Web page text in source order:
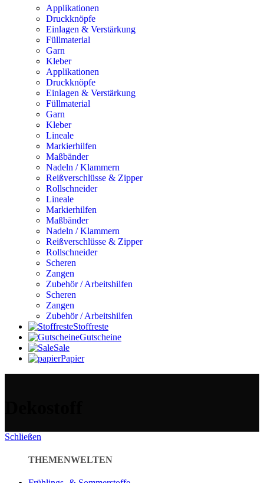
Applikationen
Druckknöpfe
Einlagen & Verstärkung
Füllmaterial
Garn
Kleber
Applikationen
Druckknöpfe
Einlagen & Verstärkung
Füllmaterial
Garn
Kleber
Lineale
Markierhilfen
Maßbänder
Nadeln / Klammern
Reißverschlüsse & Zipper
Rollschneider
Lineale
Markierhilfen
Maßbänder
Nadeln / Klammern
Reißverschlüsse & Zipper
Rollschneider
Scheren
Zangen
Zubehör / Arbeitshilfen
Scheren
Zangen
Zubehör / Arbeitshilfen
Stoffreste
Gutscheine
Sale
Papier
Schließen
THEMENWELTEN